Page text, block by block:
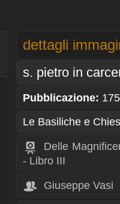
dettagli
s. pietro in
Pubblicazione:
Le Basiliche e
Delle
- Libro III
Giuseppe Vasi